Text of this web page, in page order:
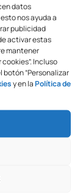
datos
nos ayuda a
publicidad
activar estas
mantener
Incluso
“Personalizar
y en laPolítica de
se usa
recubierto es
o
tienen sus
recordar, es
que se